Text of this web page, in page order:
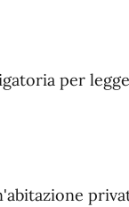
per